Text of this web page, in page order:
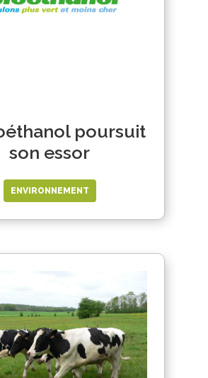
poursuit
son essor
ENVIRONNEMENT